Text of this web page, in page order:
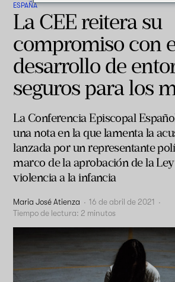
ESPAÑA
La CEE reitera su
compromiso con
desarrollo de
seguros para los
La Conferencia Episcopal
una nota en la que lamenta la
lanzada por un representante
marco de la aprobación de la
violencia a la infancia
Maria José Atienza · 16 de abril de 2021 ·
Tiempo de lectura: 2 minutos